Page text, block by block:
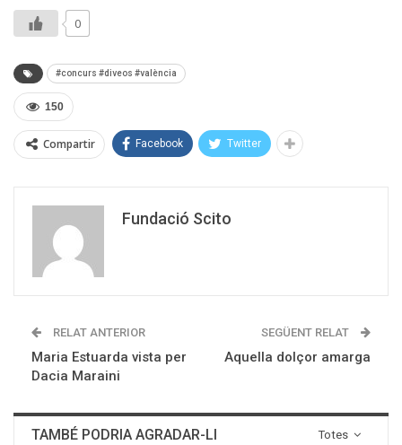
0
#concurs #diveos #valència
150
Compartir Facebook Twitter
Fundació Scito
RELAT ANTERIOR
Maria Estuarda vista per
Dacia Maraini
SEGÜENT RELAT
Aquella dolçor amarga
Totes
TAMBÉ PODRIA AGRADAR-LI